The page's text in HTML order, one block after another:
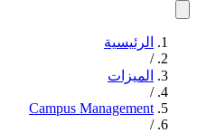
الرئيسية
/
الميزات
/
Campus Management
/